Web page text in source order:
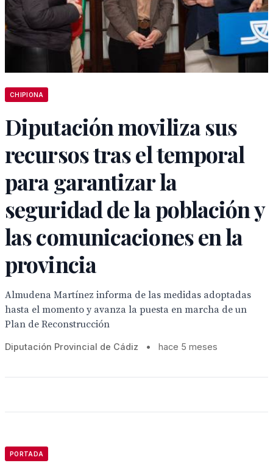
CHIPIONA
Diputación moviliza sus
recursos tras el temporal
para garantizar la
seguridad de la población y
las comunicaciones en la
provincia
Almudena Martínez informa de las medidas adoptadas
hasta el momento y avanza la puesta en marcha de un
Plan de Reconstrucción
Diputación Provincial de Cádiz • hace 5 meses
PORTADA